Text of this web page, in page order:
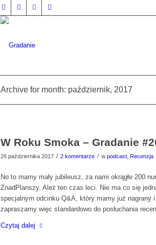
Archive for month: październik, 2017
W Roku Smoka – Gradanie
26 października 2017 / 2 komentarze / w podcast Recenzja
No to mamy mały jubileusz, za nami okrągłe 200
ZnadPlanszy. Ależ ten czas leci. Nie ma co się
specjalnym odcinku Q&A, który mamy już
zapraszamy więc standardowo do posłuchania
Czytaj dalej